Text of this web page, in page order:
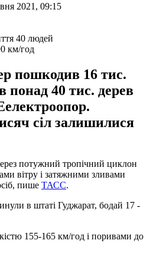
2021, 09:15
км/год
пошкодив 16 тис.
понад 40 тис. дерев
сіл залишилися
потужний тропічний циклон
вітру і затяжними зливами
пише ТАСС.
в штаті Гуджарат, бодай 17 -
155-165 км/год і поривами до